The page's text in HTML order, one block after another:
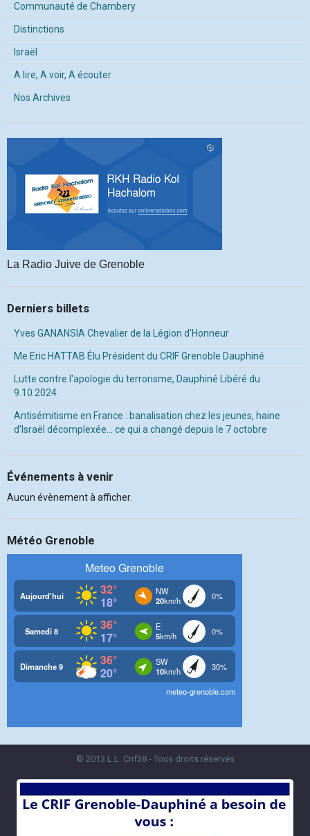
Communauté de Chambery
Distinctions
Israël
A lire, A voir, A écouter
Nos Archives
La Radio Juive de Grenoble
Derniers billets
Yves GANANSIA Chevalier de la Légion d'Honneur
Me Eric HATTAB Élu Président du CRIF Grenoble Dauphiné
Lutte contre l'apologie du terrorisme, Dauphiné Libéré du
9.10.2024
Antisémitisme en France : banalisation chez les jeunes, haine
d’Israël décomplexée… ce qui a changé depuis le 7 octobre
Événements à venir
Aucun évènement à afficher.
Météo Grenoble
© 2013 L.L. Crif38 - Tous droits réservés